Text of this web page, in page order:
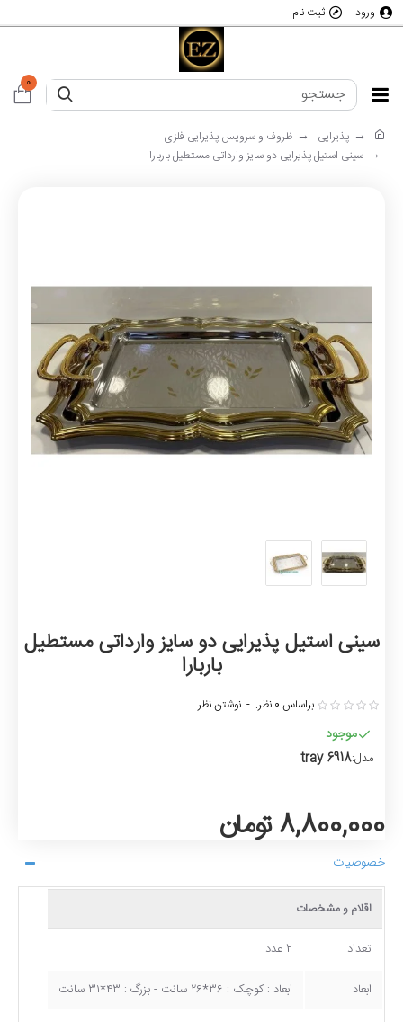
ورود ثبت نام
0
پذیرایی
ظروف و سرویس پذیرایی فلزی
سینی استیل پذیرایی دو سایز وارداتی مستطیل باربارا
سینی استیل پذیرایی دو سایز وارداتی مستطیل
باربارا
موجود
مدل:tray 6918
براساس 0 نظر. - نوشتن نظر
8,800,000 تومان
خصوصیات
اقلام و مشخصات
تعداد 2 عدد
ابعاد ابعاد : کوچک : ۳۶*۲۶ سانت - بزرگ : ۴۳*۳۱ سانت